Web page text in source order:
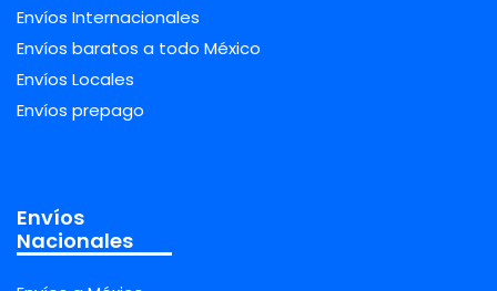
Envíos Internacionales
Envíos baratos a todo México
Envíos Locales
Envíos prepago
Envíos
Nacionales